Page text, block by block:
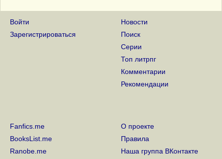
Войти
Зарегистрироваться
Новости
Поиск
Серии
Топ литрпг
Комментарии
Рекомендации
Fanfics.me
BooksList.me
Ranobe.me
О проекте
Правила
Наша группа ВКонтакте